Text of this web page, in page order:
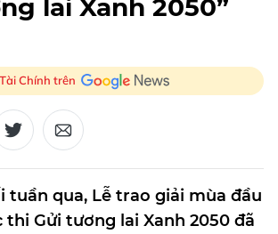
lai Xanh 2050”
Chính trên
tuần qua, Lễ trao giải mùa đầu
thi Gửi tương lai Xanh 2050 đã